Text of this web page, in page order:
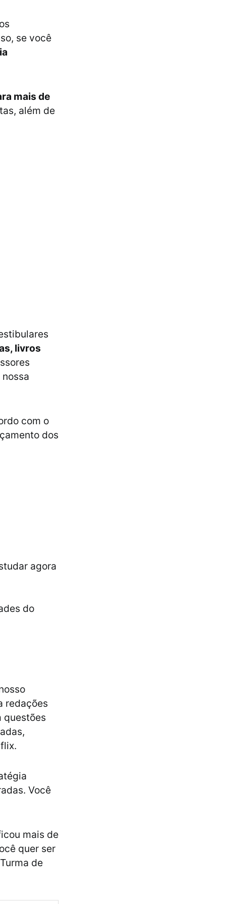
se você
mais de
além de
livros
nossa
com o
dos
agora
do
redações
questões
Você
mais de
quer ser
de